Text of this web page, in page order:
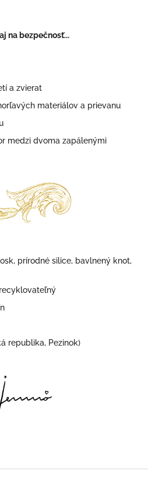
na bezpečnosť...
a zvierat
materiálov a prievanu
medzi dvoma zapálenými
prírodné silice, bavlnený knot,
republika, Pezinok)